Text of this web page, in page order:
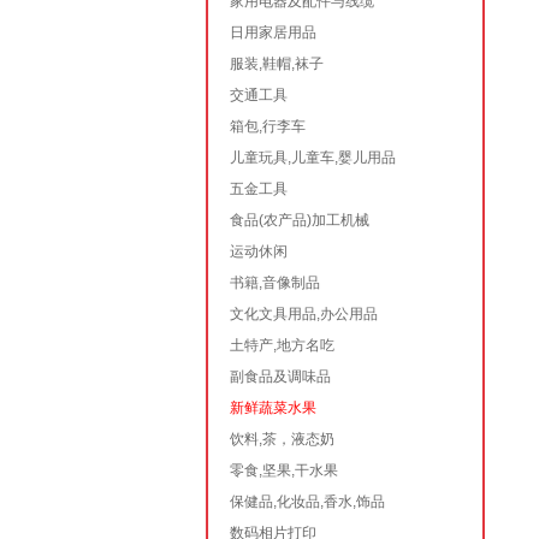
日用家居用品
服装,鞋帽,袜子
交通工具
箱包,行李车
儿童玩具,儿童车,婴儿用品
五金工具
食品(农产品)加工机械
运动休闲
书籍,音像制品
文化文具用品,办公用品
土特产,地方名吃
副食品及调味品
新鲜蔬菜水果
饮料,茶，液态奶
零食,坚果,干水果
保健品,化妆品,香水,饰品
数码相片打印